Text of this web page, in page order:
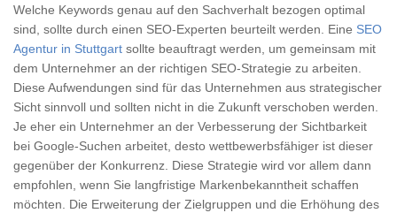
Welche Keywords genau auf den Sachverhalt bezogen optimal
sind, sollte durch einen SEO-Experten beurteilt werden. Eine SEO
Agentur in Stuttgart sollte beauftragt werden, um gemeinsam mit
dem Unternehmer an der richtigen SEO-Strategie zu arbeiten.
Diese Aufwendungen sind für das Unternehmen aus strategischer
Sicht sinnvoll und sollten nicht in die Zukunft verschoben werden.
Je eher ein Unternehmer an der Verbesserung der Sichtbarkeit
bei Google-Suchen arbeitet, desto wettbewerbsfähiger ist dieser
gegenüber der Konkurrenz. Diese Strategie wird vor allem dann
empfohlen, wenn Sie langfristige Markenbekanntheit schaffen
möchten. Die Erweiterung der Zielgruppen und die Erhöhung des